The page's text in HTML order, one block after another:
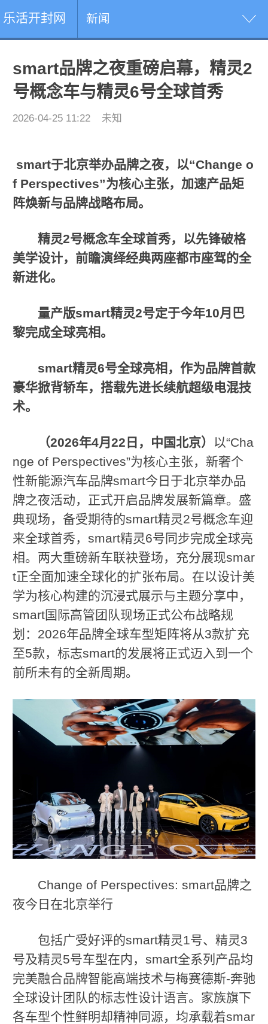
乐活开封网 新闻
smart品牌之夜重磅启幕，精灵2
号概念车与精灵6号全球首秀
2026-04-25 11:22 未知
smart于北京举办品牌之夜，以“Change o
f Perspectives”为核心主张，加速产品矩
阵焕新与品牌战略布局。
精灵2号概念车全球首秀，以先锋破格
美学设计， 前瞻演绎经典两座都市座驾的全
新进化。
量产版smart精灵2号定于今年10月巴
黎完成全球亮相。
smart精灵6号全球亮相，作为品牌首款
豪华掀背轿车，搭载先进长续航超级电混技
术。
（2026年4月 22 日，中国北京） 以“Cha
nge of Perspectives”为核心主张，新奢个
性新能源汽车品牌smart今日于北京举办品
牌之夜活动，正式开启品牌发展新篇章。盛
典现场，备受期待的smart精灵2号概念车迎
来全球首秀，smart精灵6号同步完成全球亮
相。两大重磅新车联袂登场，充分展现smar
t正全面加速全球化的扩张布局。在以设计美
学为核心构建的沉浸式展示与主题分享中，
smart国际高管团队现场正式公布战略规
划：2026年品牌全球车型矩阵将从3款扩充
至5款，标志smart的发展将正式迈入到一个
前所未有的全新周期。
Change of Perspectives: smart品牌之
夜今日在北京举行
包括广受好评的smart精灵1号、精灵3
号及精灵5号车型在内，smart全系列产品均
完美融合品牌智能高端技术与梅赛德斯-奔驰
全球设计团队的标志性设计语言。家族旗下
各车型个性鲜明却精神同源，均承载着smar